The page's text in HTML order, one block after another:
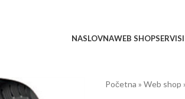
NASLOVNAWEB SHOP
Početna » Web shop